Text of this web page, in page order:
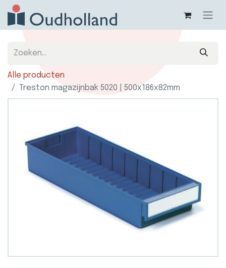
Alle producten
Treston magazijnbak 5020 | 500x186x82mm